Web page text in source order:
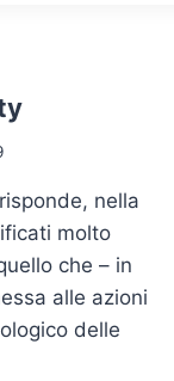
nella
molto
che – in
alle azioni
delle